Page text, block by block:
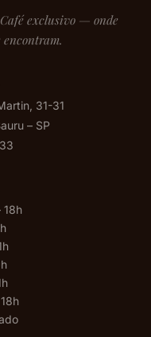
exclusivo — onde
encontram.
31-31
– SP
18h